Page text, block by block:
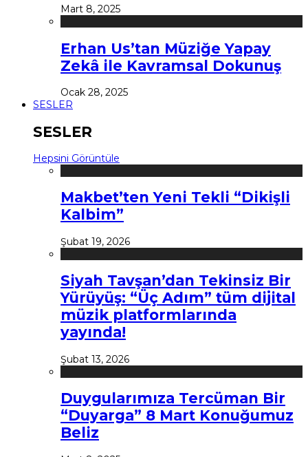
Mart 8, 2025
Erhan Us’tan Müziğe Yapay
Zekâ ile Kavramsal Dokunuş
Ocak 28, 2025
SESLER
SESLER
Hepsini Görüntüle
Makbet’ten Yeni Tekli “Dikişli
Kalbim”
Şubat 19, 2026
Siyah Tavşan’dan Tekinsiz Bir
Yürüyüş: “Üç Adım” tüm dijital
müzik platformlarında
yayında!
Şubat 13, 2026
Duygularımıza Tercüman Bir
“Duyarga” 8 Mart Konuğumuz
Beliz